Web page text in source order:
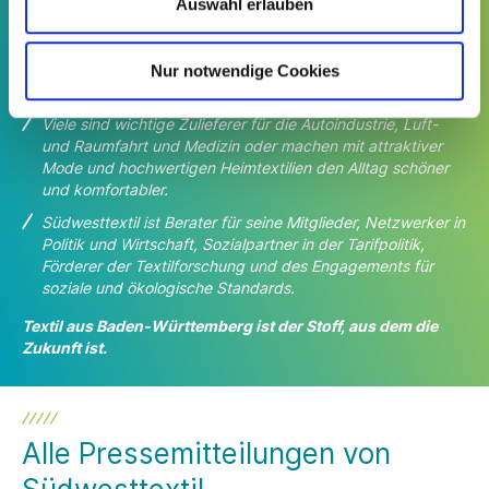
Nur notwendige Cookies
Württemberg. Der Wirtschafts- und Arbeitgeberverband ist
eine Gemeinschaft von rund 220 Unternehmen mit 7 Mrd.
Viele sind wichtige Zulieferer für die Autoindustrie, Luft-
und Raumfahrt und Medizin oder machen mit attraktiver
Mode und hochwertigen Heimtextilien den Alltag schöner
und komfortabler.
Südwesttextil ist Berater für seine Mitglieder, Netzwerker in
Politik und Wirtschaft, Sozialpartner in der Tarifpolitik,
Förderer der Textilforschung und des Engagements für
soziale und ökologische Standards.
Textil aus Baden-Württemberg ist der Stoff, aus dem die
Zukunft ist.
Alle Pressemitteilungen von